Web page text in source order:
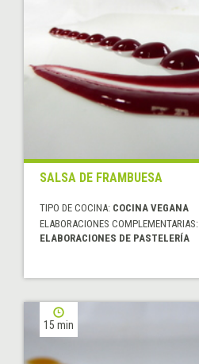
SALSA DE FRAMBUESA
TIPO DE COCINA: COCINA VEGANA
ELABORACIONES COMPLEMENTARIAS:
ELABORACIONES DE PASTELERÍA
15 min